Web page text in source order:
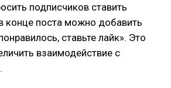
подписчиков ставить
конце поста можно добавить
ставьте лайк». Это
взаимодействие с